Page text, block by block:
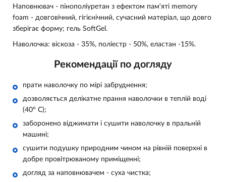
Наповнювач - пінополіуретан з ефектом пам'яті memory
foam - довговічний, гігієнічний, сучасний матеріал, що довго
зберігає форму; гель SoftGel .
Наволочка: віскоза - 35%, поліестр - 50%, еластан -15%.
Рекомендації по догляду
прати наволочку по мірі забруднення;
дозволяється делікатне прання наволочки в теплій воді
(40° С);
заборонено віджимати і сушити наволочку в пральній
машині;
сушити подушку природним чином на рівній поверхні в
добре провітрюваному приміщенні;
догляд за наповнювачем - суха чистка;